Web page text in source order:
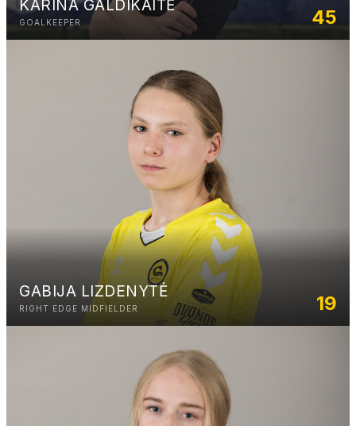
KARINA GALDIKAITĖ
GOALKEEPER 45
GABIJA LIZDENYTĖ
RIGHT EDGE MIDFIELDER 19